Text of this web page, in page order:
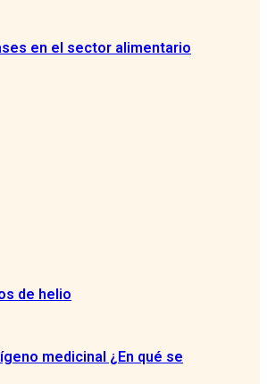
en el sector alimentario
de helio
medicinal ¿En qué se